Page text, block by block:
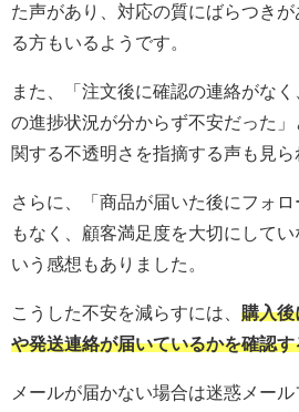
た声があり、対応の質にばらつき
る方もいるようです。
また、「注文後に確認の連絡がな
の進捗状況が分からず不安だった
関する不透明さを指摘する声も見ら
さらに、「商品が届いた後にフォ
もなく、顧客満足度を大切にして
いう感想もありました。
こうした不安を減らすには、 購入後
や発送連絡が届いているかを確認
メールが届かない場合は迷惑メー